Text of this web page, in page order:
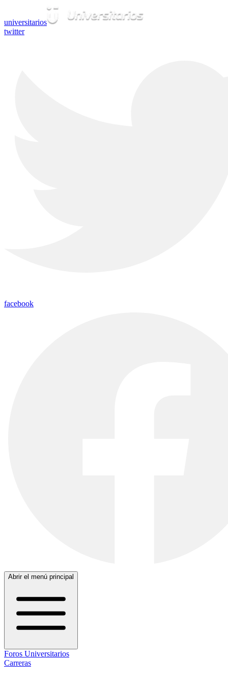
universitarios
twitter
facebook
Abrir el menú principal
Foros Universitarios
Carreras